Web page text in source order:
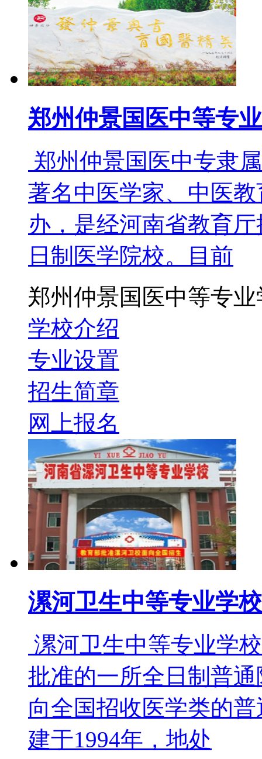
郑州仲景国医中等专
郑州仲景国医中专隶
著名中医学家、中医
办，是经河南省教育
日制医学院校。目前
郑州仲景国医中等专
学校介绍
专业设置
招生简章
网上报名
漯河卫生中等专业学校
漯河卫生中等专业学
批准的一所全日制普
向全国招收医学类的
建于1994年，地处